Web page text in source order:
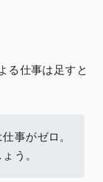
る仕事は足すと
事がゼロ。
う。